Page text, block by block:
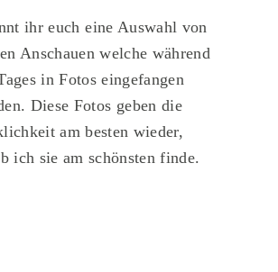
ihr euch eine Auswahl von
Anschauen welche während
in Fotos eingefangen
Diese Fotos geben die
am besten wieder,
ich sie am schönsten finde.